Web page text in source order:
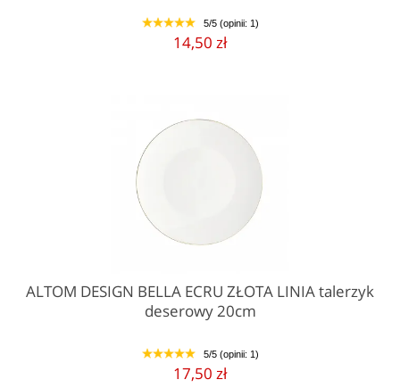
1 2 3 4 5 5/5 (opinii: 1)
14,50 zł
ALTOM DESIGN BELLA ECRU ZŁOTA LINIA talerzyk
deserowy 20cm
1 2 3 4 5 5/5 (opinii: 1)
17,50 zł